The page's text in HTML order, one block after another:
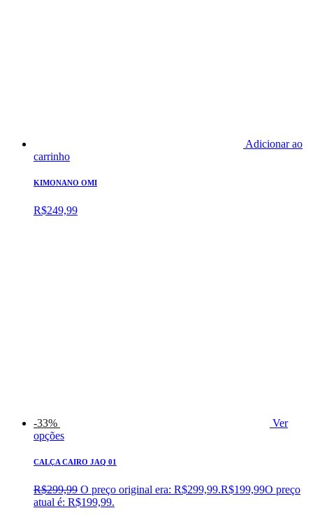
Adicionar ao
carrinho
KIMONANO OMI
R$249,99
-33%
Ver
opções
CALÇA CAIRO JAQ 01
R$299,99 O preço original era: R$299,99.R$199,99O preço
atual é: R$199,99.